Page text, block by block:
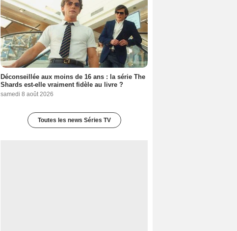
Déconseillée aux moins de 16 ans : la série The
Shards est-elle vraiment fidèle au livre ?
samedi 8 août 2026
Toutes les news Séries TV